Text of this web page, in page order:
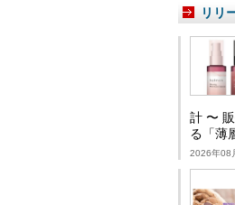
リリ
計 〜
る「薄
2026年08